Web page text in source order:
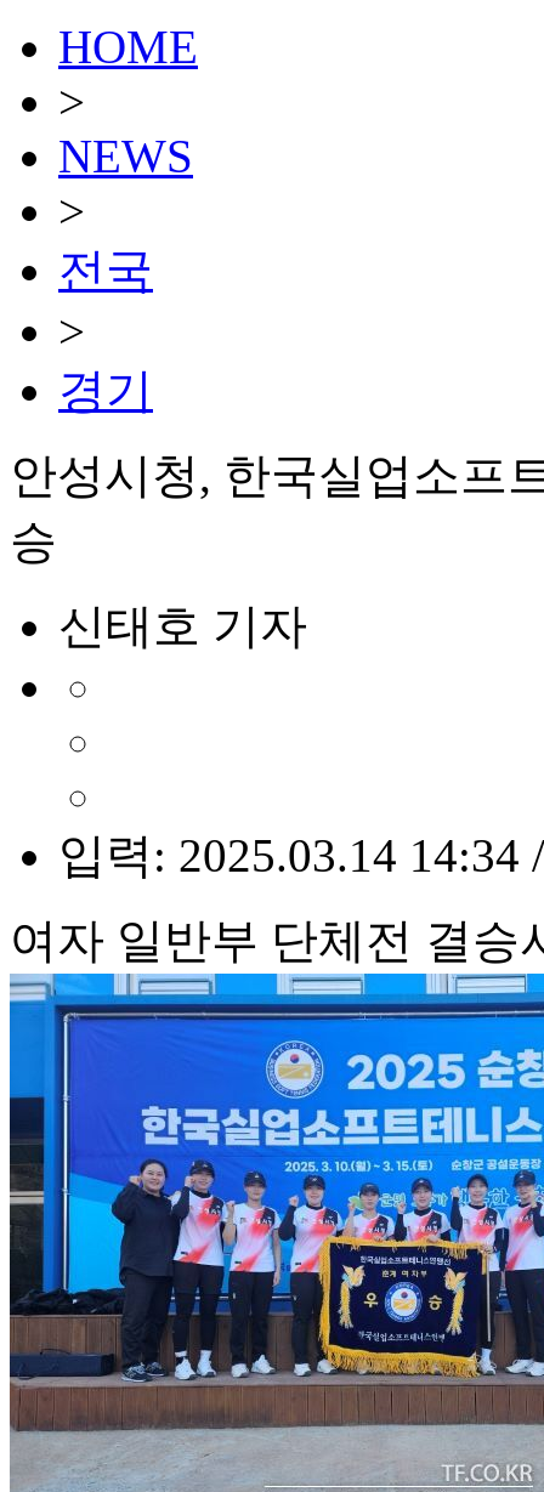
HOME
>
NEWS
>
전국
>
경기
안성시청, 한국실업소프
승
신태호 기자
입력: 2025.03.14 14:34
여자 일반부 단체전 결승